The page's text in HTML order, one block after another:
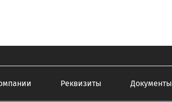
Реквизиты Документы